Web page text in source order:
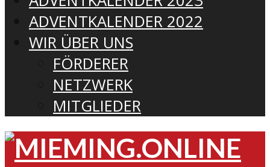
ADVENTKALENDER 2022
WIR ÜBER UNS
FÖRDERER
NETZWERK
MITGLIEDER